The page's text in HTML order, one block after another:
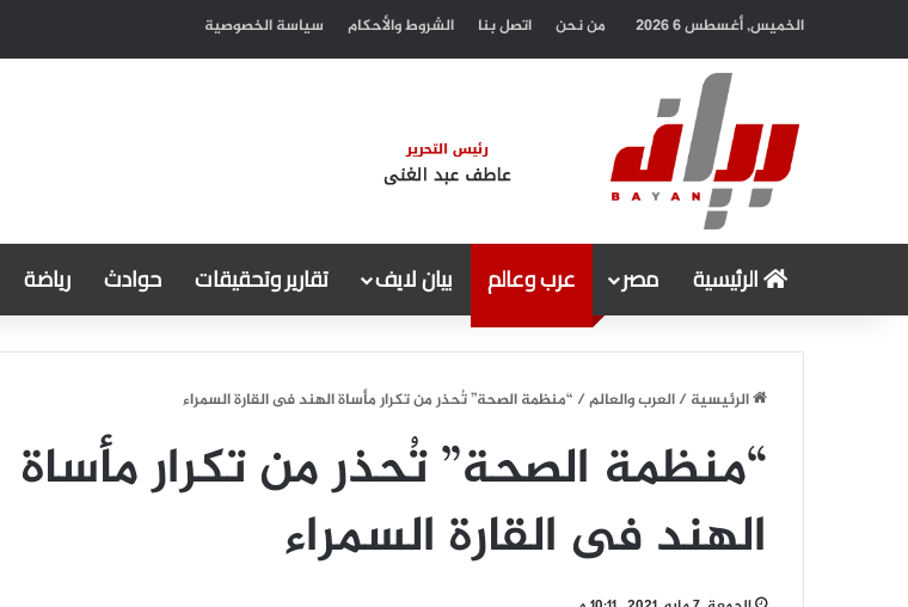
الخميس, أغسطس 6 2026 من نحن اتصل بنا الشروط والأحكام سياسة الخصوصية
الرئيسية مصر عرب وعالم بيان لايف تقارير وتحقيقات حوادث رياضة
الرئيسية/العرب والعالم/ “منظمة الصحة” تُحذر من تكرار مأساة الهند فى القارة السمراء
“منظمة الصحة” تُحذر من تكرار مأساة
الهند فى القارة السمراء